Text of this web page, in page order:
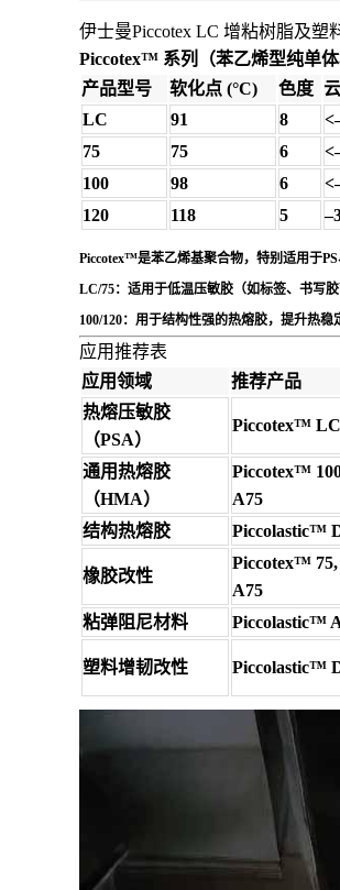
伊士曼Piccotex LC 增粘树脂及塑
Piccotex™ 系列（苯乙烯型纯单体
产品型号
软化点 (°C) 色度
LC
91 8
75
75 6
100
98 6
120
118 5
Piccotex™是苯乙烯基聚合物，特别适用于PS
LC/75：适用于低温压敏胶（如标签、书写胶
100/120：用于结构性强的热熔胶，提升热稳
应用推荐表
应用领域
推荐产品
热熔压敏胶
（PSA）
Piccotex™
通用热熔胶
（HMA）
Piccotex™
A75
结构热熔胶 Piccolastic™
橡胶改性
Piccotex™
A75
粘弹阻尼材料 Piccolastic™
塑料增韧改性 Piccolastic™